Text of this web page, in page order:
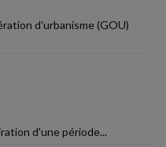
d'urbanisme (GOU)
d'une période...